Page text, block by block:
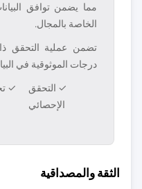
مما يضمن توافق
الخاصة بالمجال.
تضمن عملية التحقق
درجات الموثوقية في
✓ التحقق
الإحصائي
✓
الثقة والمصداقية